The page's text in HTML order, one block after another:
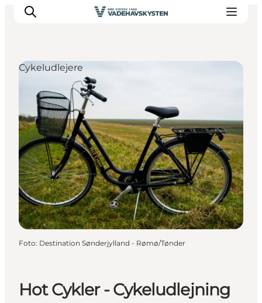
Oplev Ribe
Oplev Esbjerg
Oplev Fanø
Oplev Mandø
Oplev Vadehavet
Det Sker
Hot Cykler - Cykeludlejning
Cykeludlejere
Foto: Destination Sønderjylland - Rømø/Tønder